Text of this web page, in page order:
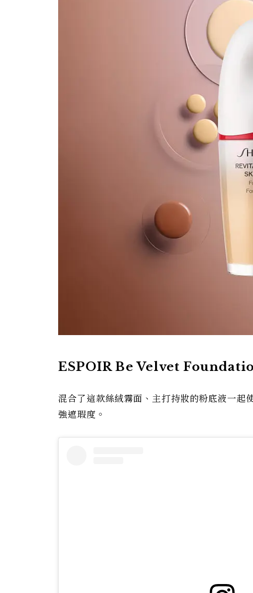
ESPOIR Be Velvet
混合了這款絲絨霧面、主打持妝的粉底液一起
強遮瑕度。